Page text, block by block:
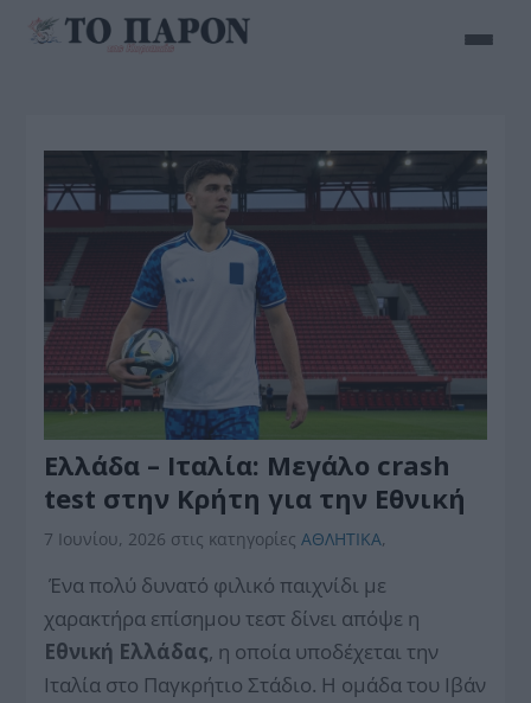
Ελλάδα – Ιταλία: Μεγάλο crash
test στην Κρήτη για την Εθνική
7 Ιουνίου, 2026 στις κατηγορίεςΑΘΛΗΤΙΚΑ,
Ένα πολύ δυνατό φιλικό παιχνίδι με
χαρακτήρα επίσημου τεστ δίνει απόψε η
Εθνική Ελλάδας, η οποία υποδέχεται την
Ιταλία στο Παγκρήτιο Στάδιο. Η ομάδα του Ιβάν